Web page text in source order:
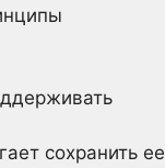
сохранить ее